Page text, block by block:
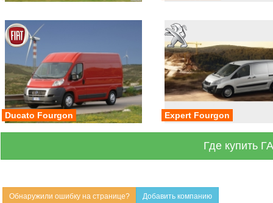
Ducato Fourgon Expert Fourgon
Где купить
Обнаружили ошибку на странице? Добавить компанию